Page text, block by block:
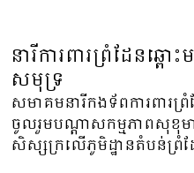
នារីការពារព្រំដែនឆ្ព
សមុទ្រ
សមាគមនារីកងទ័ពការពារព្
ចូលរួមបណ្តាសកម្មភាពសុខុម
សិស្សក្រលើភូមិដ្ឋានតំបន់ព្រំ